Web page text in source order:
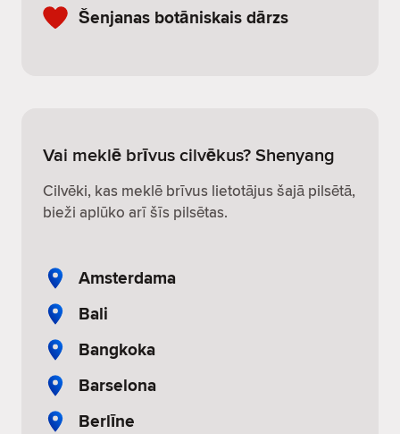
Šenjanas botāniskais dārzs
Vai meklē brīvus cilvēkus? Shenyang
Cilvēki, kas meklē brīvus lietotājus šajā pilsētā,
bieži aplūko arī šīs pilsētas.
Amsterdama
Bali
Bangkoka
Barselona
Berlīne